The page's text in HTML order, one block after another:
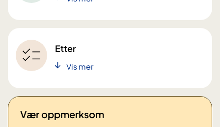
Etter
Vis mer
Vær oppmerksom